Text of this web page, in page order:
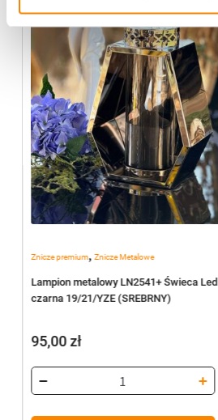
Znicze premium, Znicze Metalowe
Lampion metalowy LN2541+ Świeca Led
czarna 19/21/YZE (SREBRNY)
95,00zł